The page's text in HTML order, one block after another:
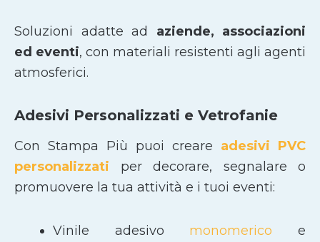
Soluzioni adatte ad aziende, associazioni
ed eventi, con materiali resistenti agli agenti
atmosferici.
Adesivi Personalizzati e Vetrofanie
Con Stampa Più puoi creare adesivi PVC
personalizzati per decorare, segnalare o
promuovere la tua attività e i tuoi eventi:
Vinile adesivo monomerico e